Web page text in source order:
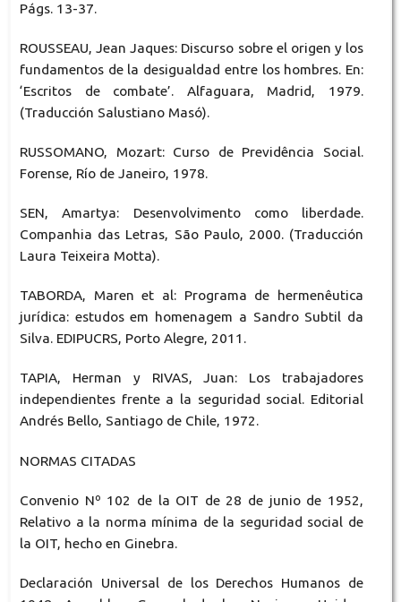
Págs. 13-37.
ROUSSEAU, Jean Jaques: Discurso sobre el origen y los
fundamentos de la desigualdad entre los hombres. En:
‘Escritos de combate’. Alfaguara, Madrid, 1979.
(Traducción Salustiano Masó).
RUSSOMANO, Mozart: Curso de Previdência Social.
Forense, Río de Janeiro, 1978.
SEN, Amartya: Desenvolvimento como liberdade.
Companhia das Letras, São Paulo, 2000. (Traducción
Laura Teixeira Motta).
TABORDA, Maren et al: Programa de hermenêutica
jurídica: estudos em homenagem a Sandro Subtil da
Silva. EDIPUCRS, Porto Alegre, 2011.
TAPIA, Herman y RIVAS, Juan: Los trabajadores
independientes frente a la seguridad social. Editorial
Andrés Bello, Santiago de Chile, 1972.
NORMAS CITADAS
Convenio Nº 102 de la OIT de 28 de junio de 1952,
Relativo a la norma mínima de la seguridad social de
la OIT, hecho en Ginebra.
Declaración Universal de los Derechos Humanos de